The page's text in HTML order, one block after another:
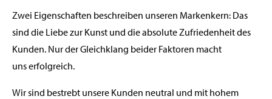
Zwei Eigenschaften beschreiben unseren Markenkern: Das
sind die Liebe zur Kunst und die absolute Zufriedenheit des
Kunden. Nur der Gleichklang beider Faktoren macht
uns erfolgreich.
Wir sind bestrebt unsere Kunden neutral und mit hohem